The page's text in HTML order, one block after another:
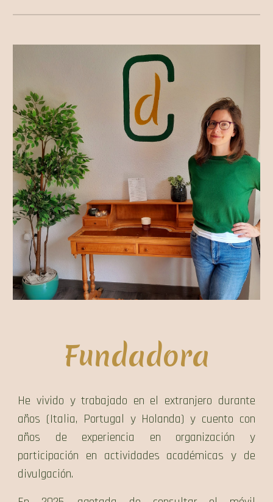
Fundadora
He vivido y trabajado en el extranjero durante
años (Italia, Portugal y Holanda) y cuento con
años de experiencia en organización y
participación en actividades académicas y de
divulgación.